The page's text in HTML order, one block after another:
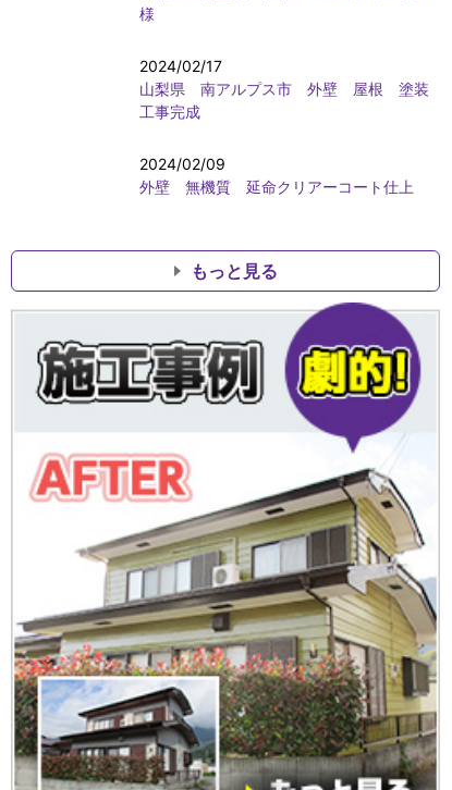
様
2024/02/17
山梨県 南アルプス市 外壁 屋根 塗装
工事完成
2024/02/09
外壁 無機質 延命クリアーコート仕上
もっと見る